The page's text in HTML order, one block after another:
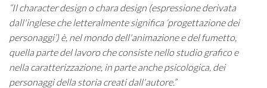
“Il character design o chara design (espressione derivata
dall'inglese che letteralmente significa ‘progettazione dei
personaggi’) è, nel mondo dell'animazione e del fumetto,
quella parte del lavoro che consiste nello studio grafico e
nella caratterizzazione, in parte anche psicologica, dei
personaggi della storia creati dall'autore.”